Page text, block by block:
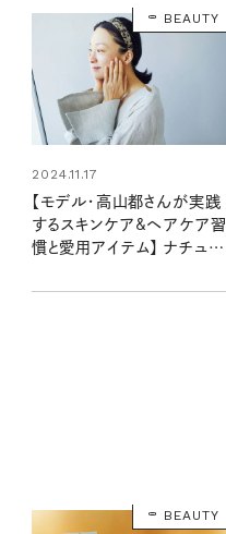
BEAUTY
2024.11.17
【モデル・高山都さんが実践
するスキンケア&ヘアケア習
慣と愛用アイテム】 ナチュラ
秘訣
BEAUTY